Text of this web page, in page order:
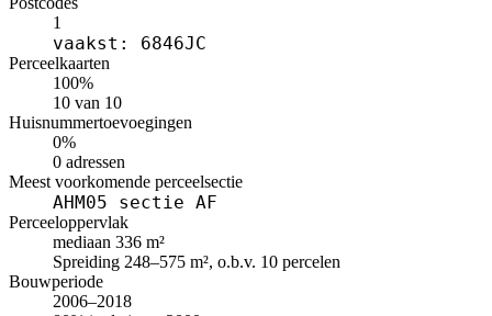
1
vaakst: 6846JC
Perceelkaarten
100%
10 van 10
Huisnummertoevoegingen
0%
0 adressen
Meest voorkomende perceelsectie
AHM05 sectie AF
Perceeloppervlak
mediaan 336 m²
Spreiding 248–575 m², o.b.v. 10 percelen
Bouwperiode
2006–2018